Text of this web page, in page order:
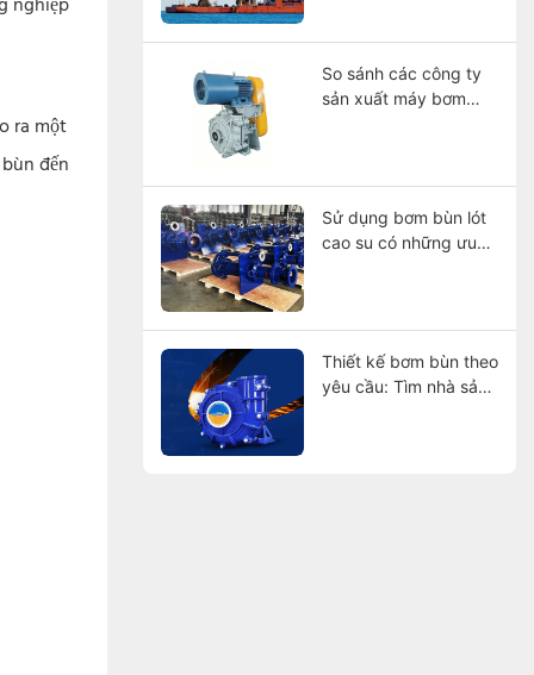
ra một
đến
So sánh các công ty
sản xuất máy bơm
Sử dụng bơm bùn lót
cao su có những ưu
Thiết kế bơm bùn theo
yêu cầu: Tìm nhà sản